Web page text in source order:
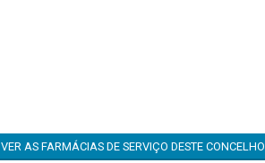
VER AS FARMÁCIAS DE SERVIÇO DESTE CONCELHO